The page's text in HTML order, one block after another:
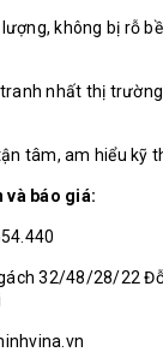
không bị rỗ
nhất thị
tâm, am hiểu kỹ
và báo giá:
32/48/28/22